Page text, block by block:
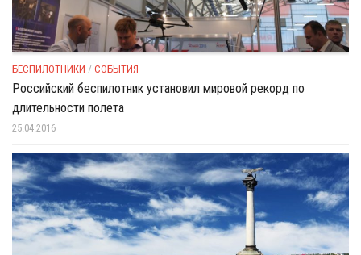
БЕСПИЛОТНИКИ / СОБЫТИЯ
Российский беспилотник установил мировой рекорд по
длительности полета
25.04.2016